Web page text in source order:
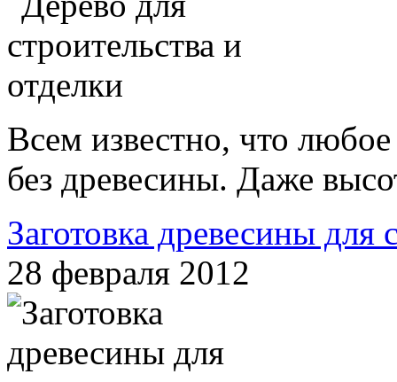
Всем известно, что любое
без древесины. Даже
Заготовка древесины для
28 февраля 2012